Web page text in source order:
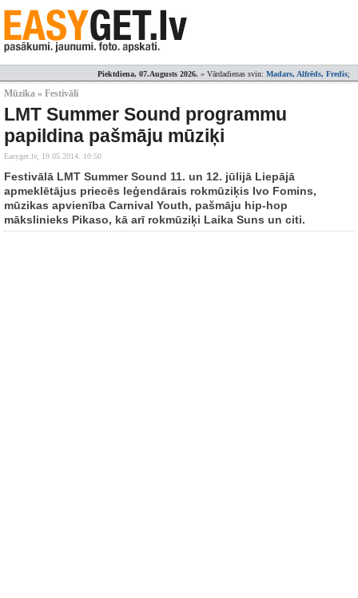
Piektdiena, 07.Augusts 2026. » Vārdadienas svin: Madars, Alfrēds, Fredis;
Mūzika » Festivāli
LMT Summer Sound programmu
papildina pašmāju mūziķi
Easyget.lv, 19.05.2014. 10:50
Festivālā LMT Summer Sound 11. un 12. jūlijā Liepājā
apmeklētājus priecēs leģendārais rokmūziķis Ivo Fomins,
mūzikas apvienība Carnival Youth, pašmāju hip-hop
mākslinieks Pikaso, kā arī rokmūziķi Laika Suns un citi.